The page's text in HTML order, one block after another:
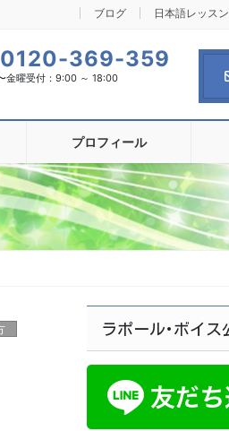
ブログ 日本語レッスン
0120-369-359
金曜受付：9:00 ～ 18:00
プロフィール
ラポール･ボイス